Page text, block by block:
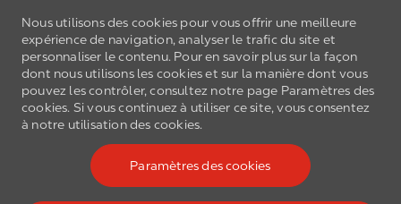
Nous utilisons des cookies pour vous offrir une meilleure
expérience de navigation, analyser le trafic du site et
personnaliser le contenu. Pour en savoir plus sur la façon
dont nous utilisons les cookies et sur la manière dont vous
pouvez les contrôler, consultez notre page Paramètres des
cookies. Si vous continuez à utiliser ce site, vous consentez
à notre utilisation des cookies.
Paramètres des cookies